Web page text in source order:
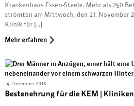
Krankenhaus Essen-Steele. Mehr als 250
strömten am Mittwoch, den 21. November
Klinik für […]
Mehr erfahren
14. Dezember 2018
Bestenehrung für die KEM |